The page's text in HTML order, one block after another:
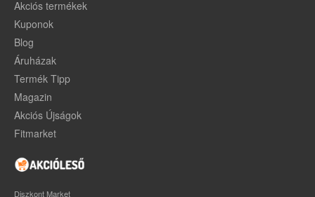
Akciós termékek
Kuponok
Blog
Áruházak
Termék Tipp
Magazin
Akciós Újságok
Fitmarket
Diszkont Market